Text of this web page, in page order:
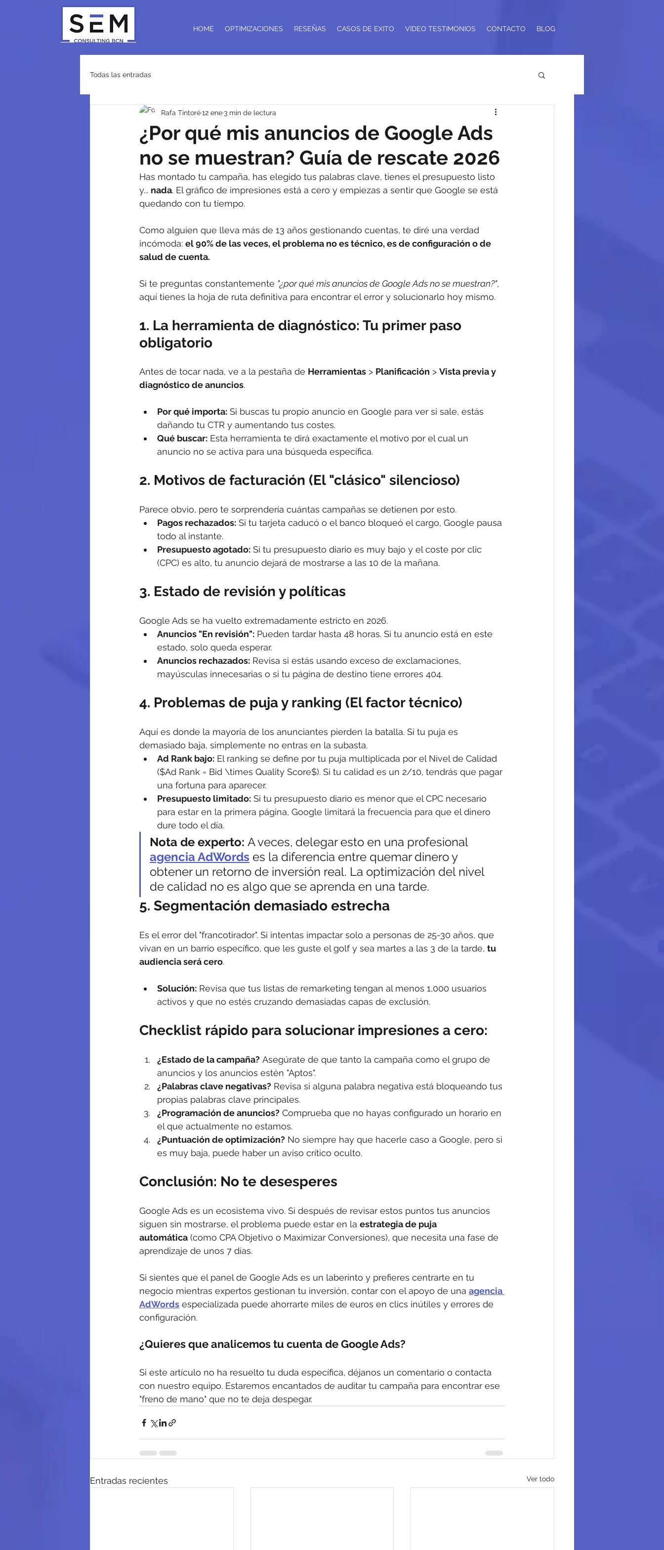
HOME OPTIMIZACIONES RESEÑAS CASOS DE EXITO VIDEO TESTIMONIOS CONTACTO BLOG
Todas las entradas
¿Por qué mis anuncios de Google Ads
no se muestran? Guía de rescate 2026
Rafa Tintoré12 ene3 min de lectura
Has montado tu campaña, has elegido tus palabras clave, tienes el presupuesto listo
y... nada. El gráfico de impresiones está a cero y empiezas a sentir que Google se está
quedando con tu tiempo.
Como alguien que lleva más de 13 años gestionando cuentas, te diré una verdad
incómoda: el 90% de las veces, el problema no es técnico, es de configuración o de
salud de cuenta.
Si te preguntas constantemente "¿por qué mis anuncios de Google Ads no se muestran?",
aquí tienes la hoja de ruta definitiva para encontrar el error y solucionarlo hoy mismo.
1. La herramienta de diagnóstico: Tu primer paso
obligatorio
Antes de tocar nada, ve a la pestaña de Herramientas > Planificación > Vista previa y
diagnóstico de anuncios.
Por qué importa: Si buscas tu propio anuncio en Google para ver si sale, estás
dañando tu CTR y aumentando tus costes.
Qué buscar: Esta herramienta te dirá exactamente el motivo por el cual un
anuncio no se activa para una búsqueda específica.
2. Motivos de facturación (El "clásico" silencioso)
Parece obvio, pero te sorprendería cuántas campañas se detienen por esto.
Pagos rechazados: Si tu tarjeta caducó o el banco bloqueó el cargo, Google pausa
todo al instante.
Presupuesto agotado: Si tu presupuesto diario es muy bajo y el coste por clic
(CPC) es alto, tu anuncio dejará de mostrarse a las 10 de la mañana.
3. Estado de revisión y políticas
Google Ads se ha vuelto extremadamente estricto en 2026.
Anuncios "En revisión": Pueden tardar hasta 48 horas. Si tu anuncio está en este
estado, solo queda esperar.
Anuncios rechazados: Revisa si estás usando exceso de exclamaciones,
mayúsculas innecesarias o si tu página de destino tiene errores 404.
4. Problemas de puja y ranking (El factor técnico)
Aquí es donde la mayoría de los anunciantes pierden la batalla. Si tu puja es
demasiado baja, simplemente no entras en la subasta.
Ad Rank bajo: El ranking se define por tu puja multiplicada por el Nivel de Calidad
($Ad Rank = Bid \times Quality Score$). Si tu calidad es un 2/10, tendrás que pagar
una fortuna para aparecer.
Presupuesto limitado: Si tu presupuesto diario es menor que el CPC necesario
para estar en la primera página, Google limitará la frecuencia para que el dinero
dure todo el día.
Nota de experto: A veces, delegar esto en una profesional
agencia AdWords es la diferencia entre quemar dinero y
obtener un retorno de inversión real. La optimización del nivel
de calidad no es algo que se aprenda en una tarde.
5. Segmentación demasiado estrecha
Es el error del "francotirador". Si intentas impactar solo a personas de 25-30 años, que
vivan en un barrio específico, que les guste el golf y sea martes a las 3 de la tarde, tu
audiencia será cero.
Solución: Revisa que tus listas de remarketing tengan al menos 1,000 usuarios
activos y que no estés cruzando demasiadas capas de exclusión.
Checklist rápido para solucionar impresiones a cero:
¿Estado de la campaña? Asegúrate de que tanto la campaña como el grupo de
anuncios y los anuncios estén "Aptos".
¿Palabras clave negativas? Revisa si alguna palabra negativa está bloqueando tus
propias palabras clave principales.
¿Programación de anuncios? Comprueba que no hayas configurado un horario en
el que actualmente no estamos.
¿Puntuación de optimización? No siempre hay que hacerle caso a Google, pero si
es muy baja, puede haber un aviso crítico oculto.
Conclusión: No te desesperes
Google Ads es un ecosistema vivo. Si después de revisar estos puntos tus anuncios
siguen sin mostrarse, el problema puede estar en la estrategia de puja
automática (como CPA Objetivo o Maximizar Conversiones), que necesita una fase de
aprendizaje de unos 7 días.
Si sientes que el panel de Google Ads es un laberinto y prefieres centrarte en tu
negocio mientras expertos gestionan tu inversión, contar con el apoyo de una agencia
AdWords especializada puede ahorrarte miles de euros en clics inútiles y errores de
configuración.
¿Quieres que analicemos tu cuenta de Google Ads?
Si este artículo no ha resuelto tu duda específica, déjanos un comentario o contacta
con nuestro equipo. Estaremos encantados de auditar tu campaña para encontrar ese
"freno de mano" que no te deja despegar.
Entradas recientes Ver todo